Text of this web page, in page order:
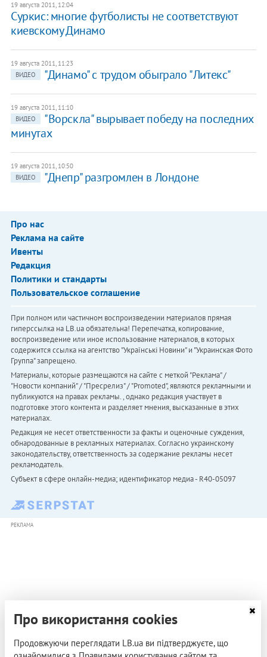
19 августа 2011, 12:04
Суркис: многие футболисты не соответствуют
киевскому Динамо
19 августа 2011, 11:23
ВИДЕО
"Динамо" с трудом обыграло "Литекс"
19 августа 2011, 11:10
ВИДЕО
"Ворскла" вырывает победу на последних
минутах
19 августа 2011, 10:50
ВИДЕО
"Днепр" разгромлен в Лондоне
Про нас
Реклама на сайте
Ивенты
Редакция
Политики и стандарты
Пользовательское соглашение
При полном или частичном воспроизведении материалов прямая
гиперссылка на LB.ua обязательна! Перепечатка, копирование,
воспроизведение или иное использование материалов, в которых
содержится ссылка на агентство "Українськi Новини" и "Украинская Фото
Группа" запрещено.
Материалы, которые размещаются на сайте с меткой "Реклама" /
"Новости компаний" / "Пресрелиз" / "Promoted", являются рекламными и
публикуются на правах рекламы. , однако редакция участвует в
подготовке этого контента и разделяет мнения, высказанные в этих
материалах.
Редакция не несет ответственности за факты и оценочные суждения,
обнародованные в рекламных материалах. Согласно украинскому
законодательству, ответственность за содержание рекламы несет
рекламодатель.
Субъект в сфере онлайн-медиа; идентификатор медиа - R40-05097
РЕКЛАМА
Про використання cookies
Продовжуючи переглядати LB.ua ви підтверджуєте, що